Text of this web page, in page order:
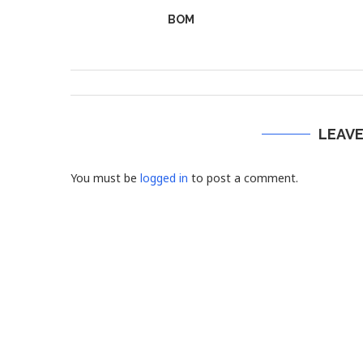
BOM
You must be logged in to post a comment.